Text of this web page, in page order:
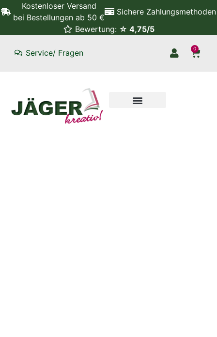
Kostenloser Versand
bei Bestellungen ab 50 €
Sichere Zahlungsmethoden
Bewertung: ☆ 4,75/5
Service/ Fragen 0